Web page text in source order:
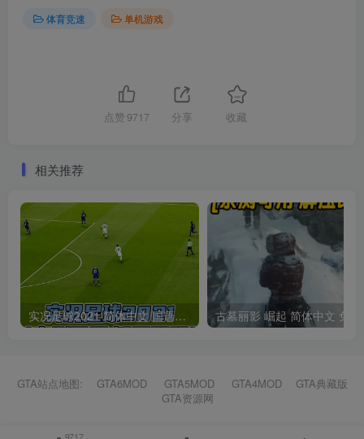
体育竞速 单机游戏
点赞 9717 分享 收藏
相关推荐
实况足球2021 简体中文 国语配音 免安装 绿色版 [亲测可用 解压即玩]【38.6GB】
GTA站点地图: GTA6MOD GTA5MOD GTA4MOD
GTA典藏版
GTA资源网